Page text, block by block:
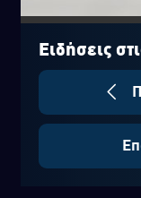
0
seconds
seconds
Ειδήσεις